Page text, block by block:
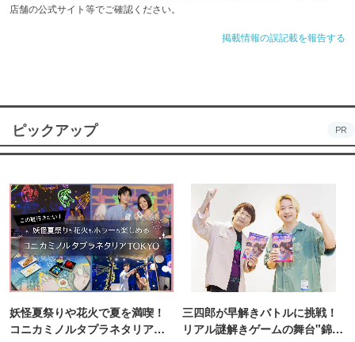
店舗の公式サイト等でご確認ください。
掲載情報の誤記載を報告する
ピックアップ PR
妖怪夏祭りや花火で夏を満喫！
コニカミノルタプラネタリア
三四郎が早解きバトルに挑戦！
リアル謎解きゲームの舞台"錦糸